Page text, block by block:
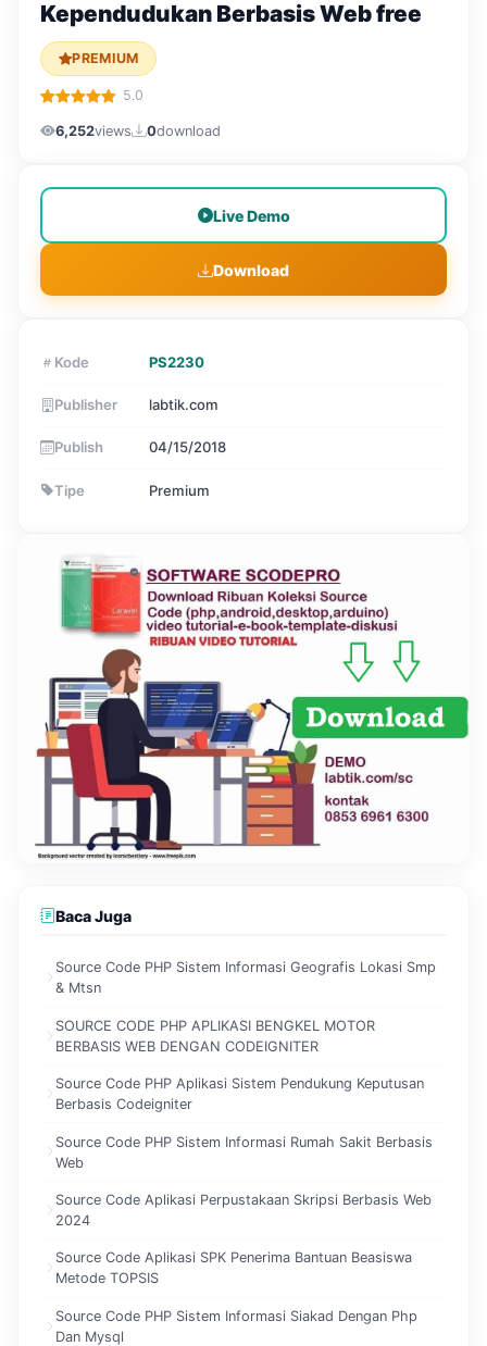
Kependudukan Berbasis Web free
PREMIUM
5.0
6,252views 0download
Live Demo
Download
Kode PS2230
Publisher labtik.com
Publish 04/15/2018
Tipe Premium
Baca Juga
Source Code PHP Sistem Informasi Geografis Lokasi Smp
& Mtsn
SOURCE CODE PHP APLIKASI BENGKEL MOTOR
BERBASIS WEB DENGAN CODEIGNITER
Source Code PHP Aplikasi Sistem Pendukung Keputusan
Berbasis Codeigniter
Source Code PHP Sistem Informasi Rumah Sakit Berbasis
Web
Source Code Aplikasi Perpustakaan Skripsi Berbasis Web
2024
Source Code Aplikasi SPK Penerima Bantuan Beasiswa
Metode TOPSIS
Source Code PHP Sistem Informasi Siakad Dengan Php
Dan Mysql